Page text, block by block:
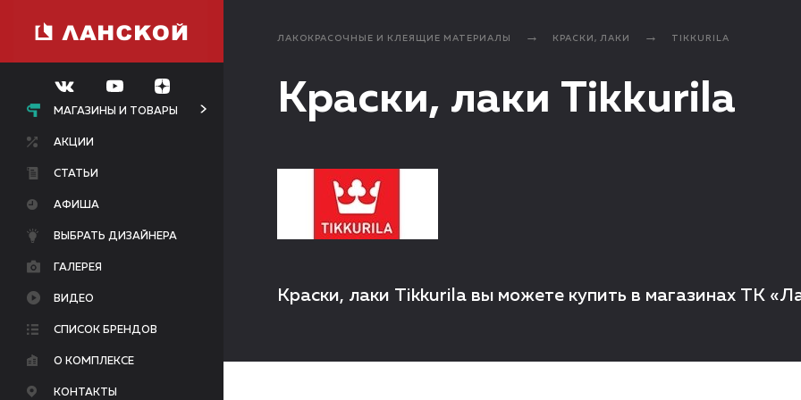
МАГАЗИНЫ И ТОВАРЫ
АКЦИИ
СТАТЬИ
АФИША
ВЫБРАТЬ ДИЗАЙНЕРА
ГАЛЕРЕЯ
ВИДЕО
СПИСОК БРЕНДОВ
О КОМПЛЕКСЕ
КОНТАКТЫ
ЛАКОКРАСОЧНЫЕ И КЛЕЯЩИЕ МАТЕРИАЛЫ КРАСКИ, ЛАКИ TIKKURILA
Краски, лаки Tikkurila
Краски, лаки Tikkurila вы можете купить в магазинах ТК